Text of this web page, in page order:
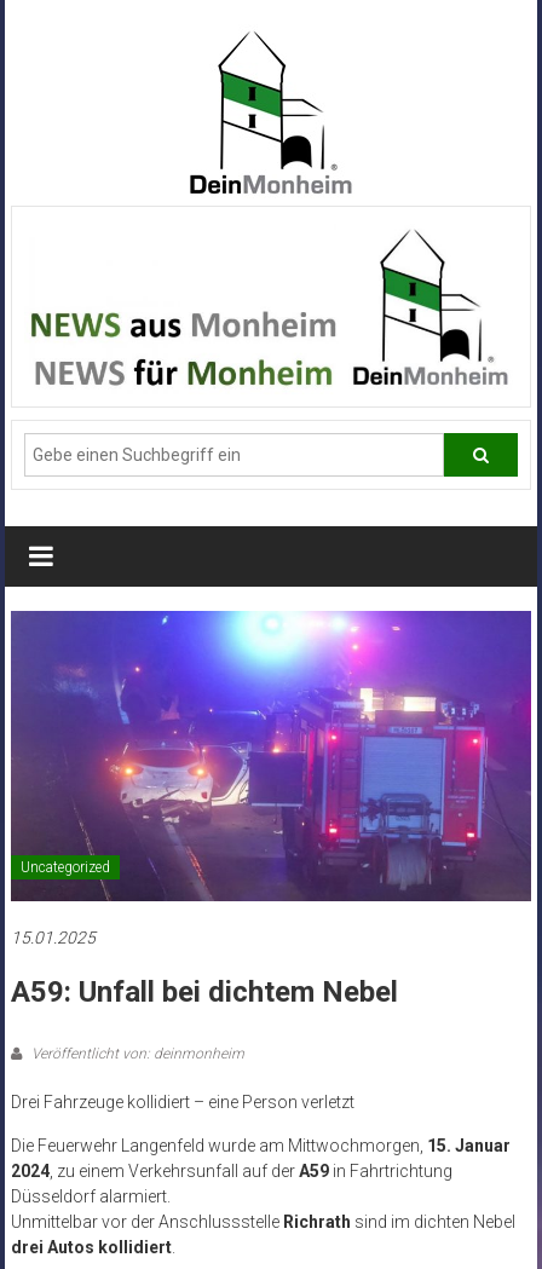
Alle
News
aus
Deiner
Stadt
Monheim
Uncategorized
15.01.2025
A59: Unfall bei dichtem Nebel
Veröffentlicht von: deinmonheim
Drei Fahrzeuge kollidiert – eine Person verletzt
Die Feuerwehr Langenfeld wurde am Mittwochmorgen, 15. Januar
2024, zu einem Verkehrsunfall auf derA59in Fahrtrichtung
Düsseldorf alarmiert.
Unmittelbar vor der Anschlussstelle Richrath sind im dichten Nebel
drei Autos kollidiert.